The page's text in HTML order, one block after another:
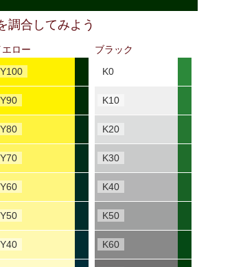
調合してみよう
エロー
Y100
Y90
Y80
Y70
Y60
Y50
Y40
ブラック
K0
K10
K20
K30
K40
K50
K60